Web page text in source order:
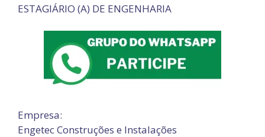
ESTAGIÁRIO (A) DE ENGENHARIA
Empresa:
Engetec Construções e Instalações